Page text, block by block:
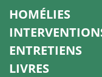
HOMÉLIES
ENTRETIENS
LIVRES